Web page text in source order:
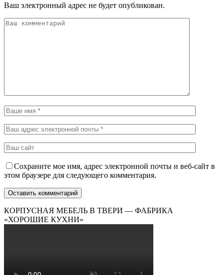
Ваш электронный адрес не будет опубликован.
Сохраните мое имя, адрес электронной почты и веб-сайт в
этом браузере для следующего комментария.
КОРПУСНАЯ МЕБЕЛЬ В ТВЕРИ — ФАБРИКА
«ХОРОШИЕ КУХНИ»